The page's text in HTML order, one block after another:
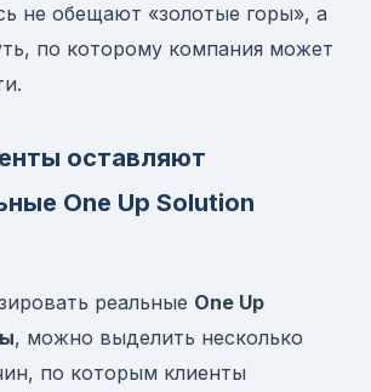
не обещают «золотые горы», а
по которому компания может
оставляют
One Up Solution
реальные One Up
, можно выделить несколько
по которым клиенты